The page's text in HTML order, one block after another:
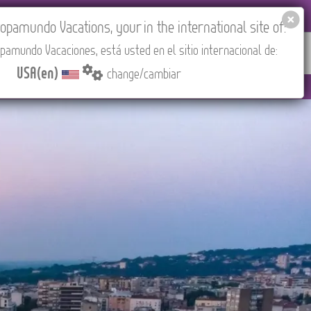
ABOUT US CONTACT Find your Tour
Vacations, your in the international site of:
Vacaciones, está usted en el sitio internacional de:
USA(en) change/cambiar